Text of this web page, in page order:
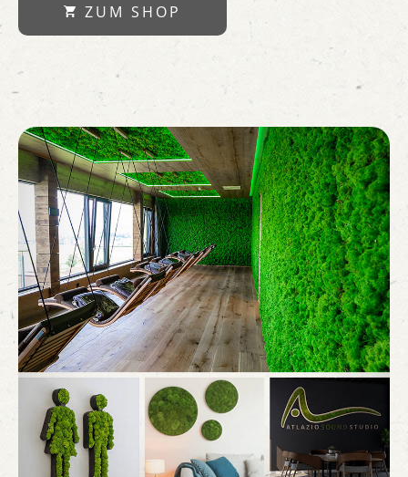
ZUM SHOP